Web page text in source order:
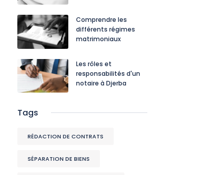
Comprendre les
différents régimes
matrimoniaux
Les rôles et
responsabilités d'un
notaire à Djerba
Tags
RÉDACTION DE CONTRATS
SÉPARATION DE BIENS